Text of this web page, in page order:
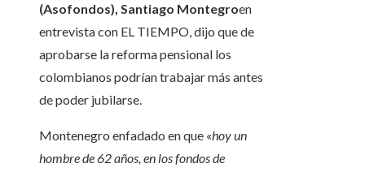
(Asofondos), Santiago Montegroen
entrevista con EL TIEMPO, dijo que de
aprobarse la reforma pensional los
colombianos podrían trabajar más antes
de poder jubilarse.
Montenegro enfadado en que «hoy un
hombre de 62 años, en los fondos de